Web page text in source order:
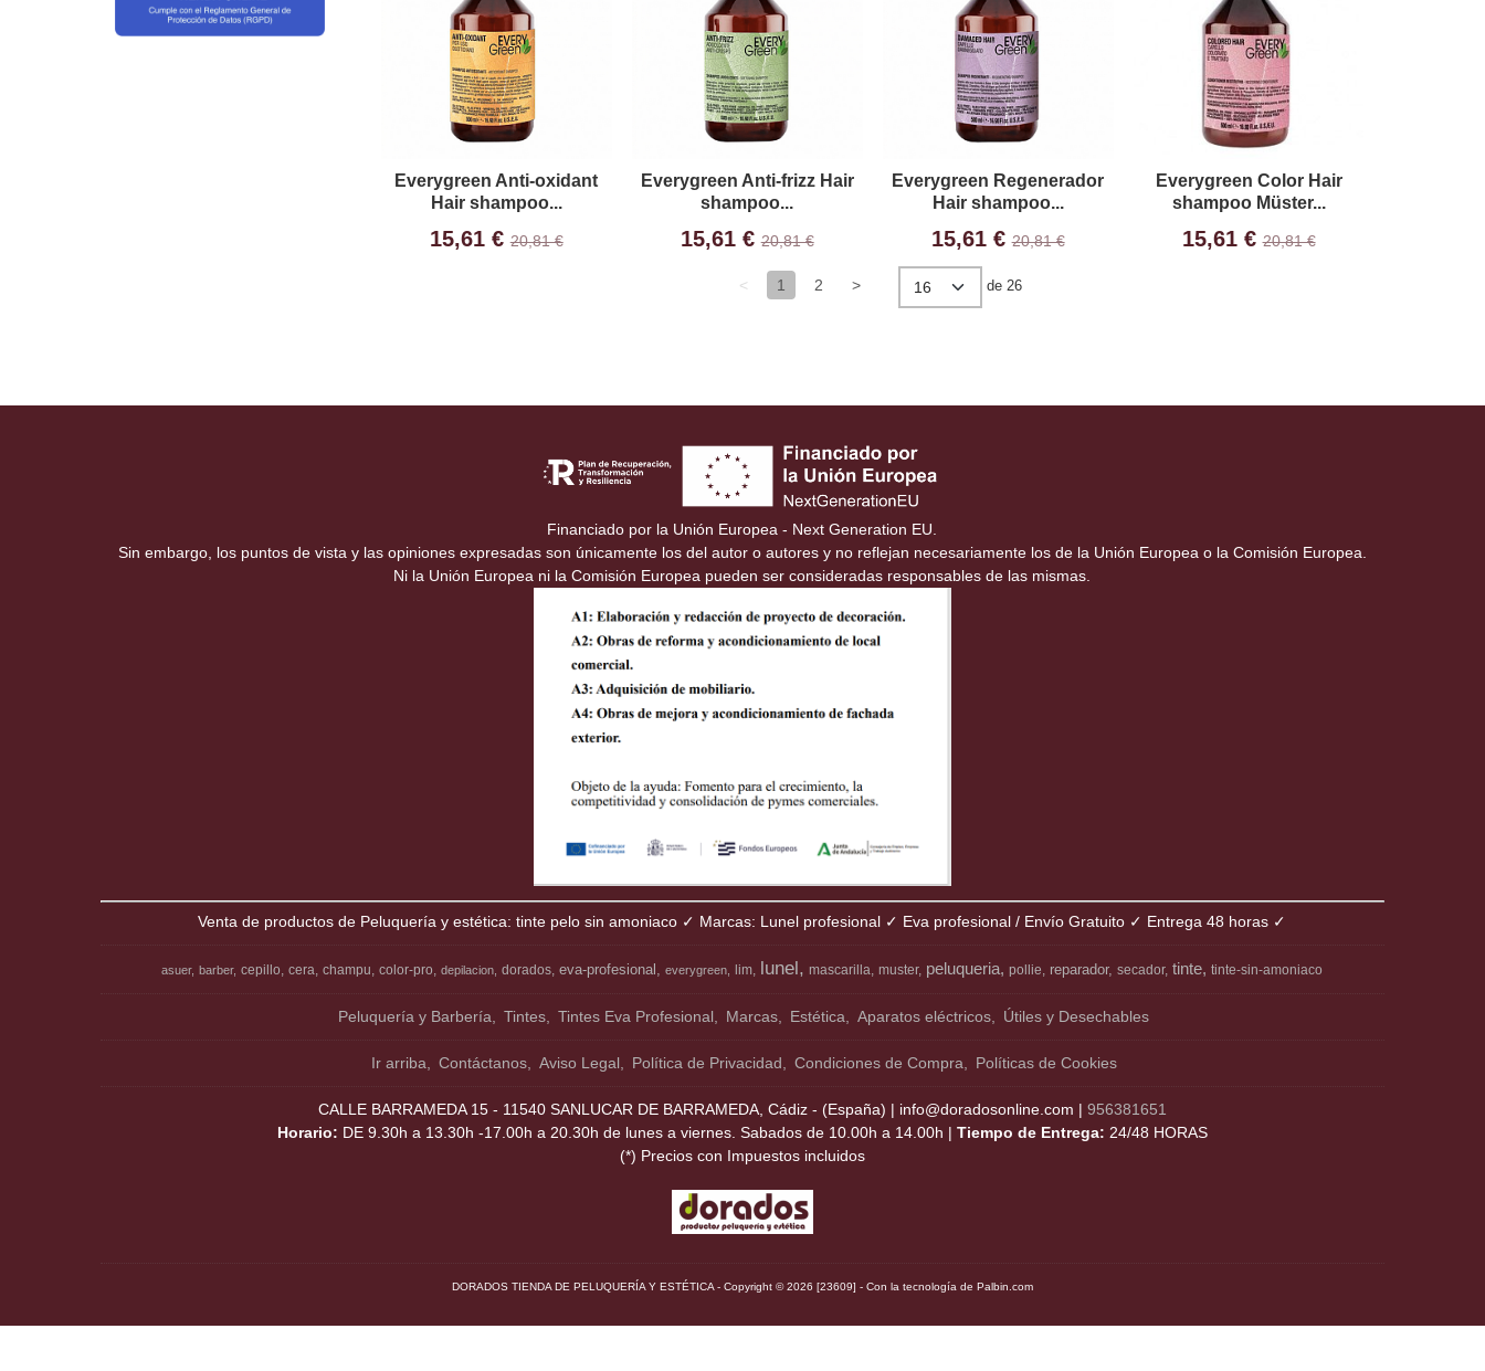
Everygreen Anti-oxidant
Hair shampoo...
15,61 €20,81 €
Everygreen Anti-frizz Hair
shampoo...
15,61 €20,81 €
Everygreen Regenerador
Hair shampoo...
15,61 €20,81 €
Everygreen Color Hair
shampoo Müster...
15,61 €20,81 €
< 1 2 > de 26
Financiado por la Unión Europea - Next Generation EU.
Sin embargo, los puntos de vista y las opiniones expresadas son únicamente los del autor o autores y no reflejan necesariamente los de la Unión Europea o la Comisión Europea.
Ni la Unión Europea ni la Comisión Europea pueden ser consideradas responsables de las mismas.
Venta de productos de Peluquería y estética: tinte pelo sin amoniaco ✓ Marcas: Lunel profesional ✓ Eva profesional / Envío Gratuito ✓ Entrega 48 horas ✓
asuer barber cepillo cera champu color-pro depilacion dorados eva-profesional everygreen lim lunel mascarilla muster peluqueria pollie reparador secador tinte tinte-sin-amoniaco
Peluquería y Barbería Tintes Tintes Eva Profesional Marcas Estética Aparatos eléctricos Útiles y Desechables
Ir arriba Contáctanos Aviso Legal Política de Privacidad Condiciones de Compra Políticas de Cookies
CALLE BARRAMEDA 15 - 11540 SANLUCAR DE BARRAMEDA, Cádiz - (España) | info@doradosonline.com | 956381651
Horario: DE 9.30h a 13.30h -17.00h a 20.30h de lunes a viernes. Sabados de 10.00h a 14.00h | Tiempo de Entrega: 24/48 HORAS
(*) Precios con Impuestos incluidos
DORADOS TIENDA DE PELUQUERÍA Y ESTÉTICA - Copyright © 2026 [23609] - Con la tecnología de Palbin.com